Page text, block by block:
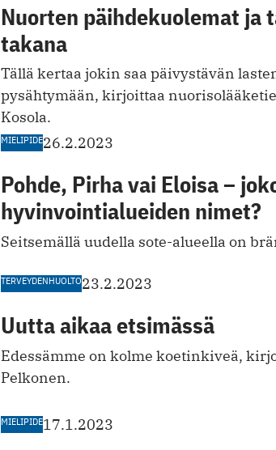
Nuorten päihdekuolemat ja
takana
Tällä kertaa jokin saa päivystävän
pysähtymään, kirjoittaa
Kosola.
MIELIPIDE26.2.2023
Pohde, Pirha vai Eloisa –
hyvinvointialueiden nimet?
Seitsemällä uudella sote-alueella on
TERVEYDENHUOLTO23.2.2023
Uutta aikaa etsimässä
Edessämme on kolme koetinkiveä,
Pelkonen.
MIELIPIDE17.1.2023